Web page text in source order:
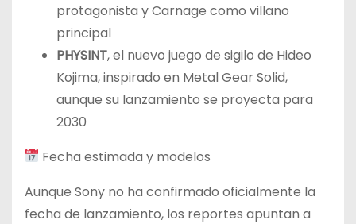
protagonista y Carnage como villano
principal
PHYSINT, el nuevo juego de sigilo de Hideo
Kojima, inspirado en Metal Gear Solid,
aunque su lanzamiento se proyecta para
2030
Fecha estimada y modelos
Aunque Sony no ha confirmado oficialmente la
fecha de lanzamiento, los reportes apuntan a